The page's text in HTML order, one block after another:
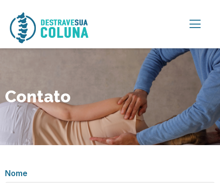
Contato
Nome